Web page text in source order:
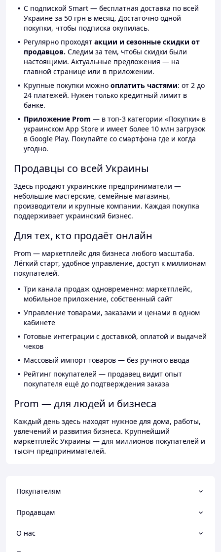
С подпиской Smart — бесплатная доставка по всей
Украине за 50 грн в месяц. Достаточно одной
покупки, чтобы подписка окупилась.
Регулярно проходят акции и сезонные скидки от
продавцов. Следим за тем, чтобы скидки были
настоящими. Актуальные предложения — на
главной странице или в приложении.
Крупные покупки можно оплатить частями: от 2 до
24 платежей. Нужен только кредитный лимит в
банке.
Приложение Prom — в топ-3 категории «Покупки» в
украинском App Store и имеет более 10 млн загрузок
в Google Play. Покупайте со смартфона где и когда
угодно.
Продавцы со всей Украины
Здесь продают украинские предприниматели —
небольшие мастерские, семейные магазины,
производители и крупные компании. Каждая покупка
поддерживает украинский бизнес.
Для тех, кто продаёт онлайн
Prom — маркетплейс для бизнеса любого масштаба.
Лёгкий старт, удобное управление, доступ к миллионам
покупателей.
Три канала продаж одновременно: маркетплейс,
мобильное приложение, собственный сайт
Управление товарами, заказами и ценами в одном
кабинете
Готовые интеграции с доставкой, оплатой и выдачей
чеков
Массовый импорт товаров — без ручного ввода
Рейтинг покупателей — продавец видит опыт
покупателя ещё до подтверждения заказа
Prom — для людей и бизнеса
Каждый день здесь находят нужное для дома, работы,
увлечений и развития бизнеса. Крупнейший
маркетплейс Украины — для миллионов покупателей и
тысяч предпринимателей.
Покупателям
Продавцам
О нас